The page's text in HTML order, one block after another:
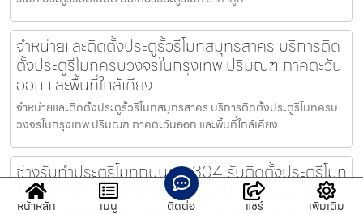
จำหน่ายและติดตั้งประตูรั้วรีโมทสมุทรสาคร บริการติด
ตั้งประตูรีโมทครบวงจรในกรุงเทพ ปริมณฑ ภาคตะวัน
ออก และพื้นที่ใกล้เคียง
จำหน่ายและติดตั้งประตูรั้วรีโมทสมุทรสาคร บริการติดตั้งประตูรีโมทครบ
วงจรในกรุงเทพ ปริมณฑ ภาคตะวันออก และพื้นที่ใกล้เคียง
ช่างรับทำประตูรีโมทถนนสาย304 รับติดตั้งประตูรีโมท
รับซ่อมประตูรีโมทรับทำประตูรั้วอัตโนมัติ ราคาถูก
หน้าหลัก เมนู ติดต่อ แชร์ เพิ่มเติม